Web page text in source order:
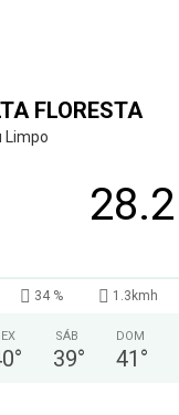
FLORESTA
Limpo
28.2
34 % 1.3kmh
°
SÁB
39°
DOM
41 °